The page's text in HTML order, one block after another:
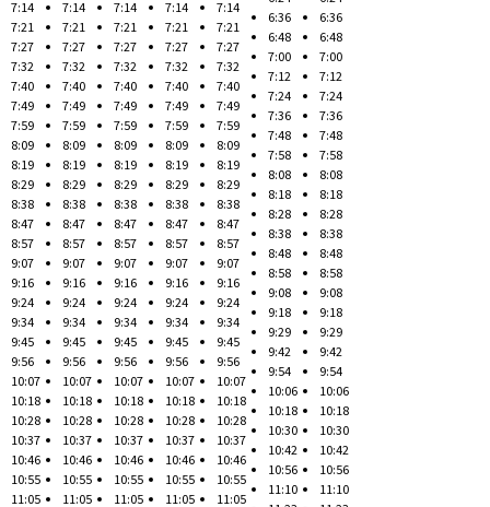
7:14
7:21
7:27
7:32
7:40
7:49
7:59
8:09
8:19
8:29
8:38
8:47
8:57
9:07
9:16
9:24
9:34
9:45
9:56
10:07
10:18
10:28
10:37
10:46
10:55
11:05
7:14
7:21
7:27
7:32
7:40
7:49
7:59
8:09
8:19
8:29
8:38
8:47
8:57
9:07
9:16
9:24
9:34
9:45
9:56
10:07
10:18
10:28
10:37
10:46
10:55
11:05
7:14
7:21
7:27
7:32
7:40
7:49
7:59
8:09
8:19
8:29
8:38
8:47
8:57
9:07
9:16
9:24
9:34
9:45
9:56
10:07
10:18
10:28
10:37
10:46
10:55
11:05
7:14
7:21
7:27
7:32
7:40
7:49
7:59
8:09
8:19
8:29
8:38
8:47
8:57
9:07
9:16
9:24
9:34
9:45
9:56
10:07
10:18
10:28
10:37
10:46
10:55
11:05
7:14
7:21
7:27
7:32
7:40
7:49
7:59
8:09
8:19
8:29
8:38
8:47
8:57
9:07
9:16
9:24
9:34
9:45
9:56
10:07
10:18
10:28
10:37
10:46
10:55
11:05
6:36
6:48
7:00
7:12
7:24
7:36
7:48
7:58
8:08
8:18
8:28
8:38
8:48
8:58
9:08
9:18
9:29
9:42
9:54
10:06
10:18
10:30
10:42
10:56
11:10
6:36
6:48
7:00
7:12
7:24
7:36
7:48
7:58
8:08
8:18
8:28
8:38
8:48
8:58
9:08
9:18
9:29
9:42
9:54
10:06
10:18
10:30
10:42
10:56
11:10